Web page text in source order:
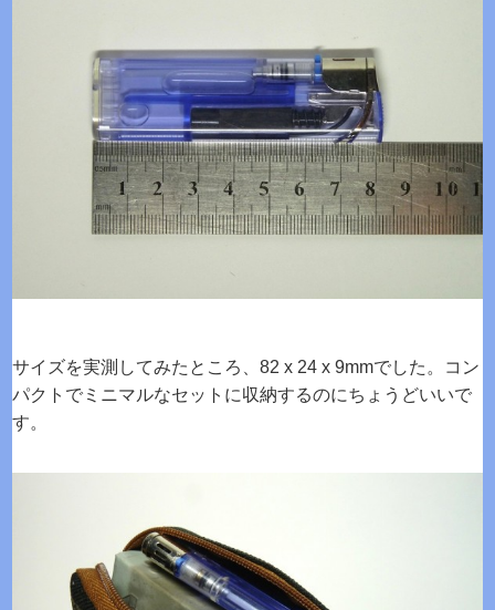
サイズを実測してみたところ、82 x 24 x 9mmでした。コン
パクトでミニマルなセットに収納するのにちょうどいいで
す。